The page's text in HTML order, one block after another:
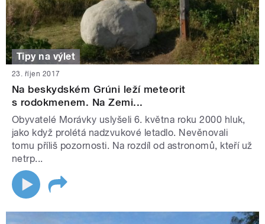
Tipy na výlet
23. říjen 2017
Na beskydském Grúni leží meteorit
s rodokmenem. Na Zemi...
Obyvatelé Morávky uslyšeli 6. května roku 2000 hluk,
jako když prolétá nadzvukové letadlo. Nevěnovali
tomu příliš pozornosti. Na rozdíl od astronomů, kteří už
netrp...